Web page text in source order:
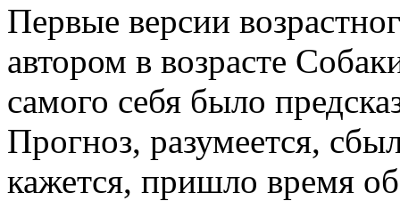
Первые версии
автором в возрасте
самого себя было
Прогноз, разумеется,
кажется, пришло время